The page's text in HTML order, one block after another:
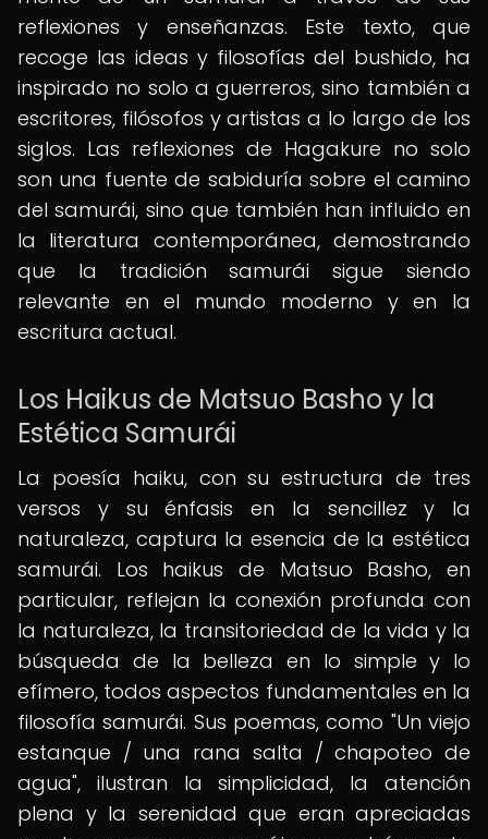
reflexiones y enseñanzas. Este texto, que
recoge las ideas y filosofías del bushido, ha
inspirado no solo a guerreros, sino también a
escritores, filósofos y artistas a lo largo de los
siglos. Las reflexiones de Hagakure no solo
son una fuente de sabiduría sobre el camino
del samurái, sino que también han influido en
la literatura contemporánea, demostrando
que la tradición samurái sigue siendo
relevante en el mundo moderno y en la
escritura actual.
Los Haikus de Matsuo Basho y la
Estética Samurái
La poesía haiku, con su estructura de tres
versos y su énfasis en la sencillez y la
naturaleza, captura la esencia de la estética
samurái. Los haikus de Matsuo Basho, en
particular, reflejan la conexión profunda con
la naturaleza, la transitoriedad de la vida y la
búsqueda de la belleza en lo simple y lo
efímero, todos aspectos fundamentales en la
filosofía samurái. Sus poemas, como "Un viejo
estanque / una rana salta / chapoteo de
agua", ilustran la simplicidad, la atención
plena y la serenidad que eran apreciadas